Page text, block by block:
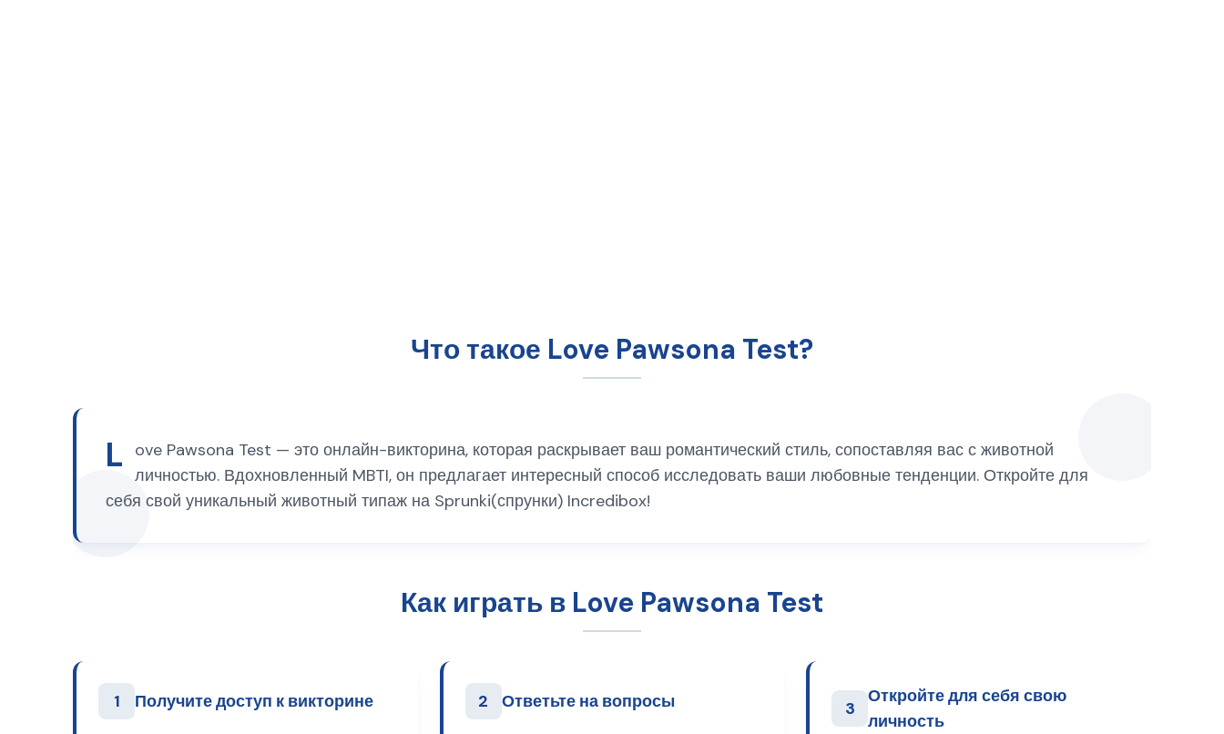
Что такое Love Pawsona Test?
L
ove Pawsona Test — это онлайн-викторина, которая раскрывает ваш романтический стиль, сопоставляя вас с животной
личностью. Вдохновленный MBTI, он предлагает интересный способ исследовать ваши любовные тенденции. Откройте для
себя свой уникальный животный типаж на Sprunki(спрунки) Incredibox!
Как играть в Love Pawsona Test
1 Получите доступ к викторине 2 Ответьте на вопросы 3
Откройте для себя свою
личность